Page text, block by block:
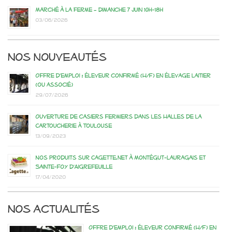
Marché à la ferme – dimanche 7 juin 10h-18h
03/06/2026
Nos nouveautés
Offre d’emploi : éleveur confirmé (H/F) en élevage laitier
(ou associé)
29/07/2026
Ouverture de casiers fermiers dans les Halles de la
Cartoucherie à Toulouse
13/09/2023
Nos produits sur Cagette.net à Montégut-Lauragais et
Sainte-Foy d’Aigrefeuille
17/04/2020
Nos actualités
Offre d’emploi : éleveur confirmé (H/F) en